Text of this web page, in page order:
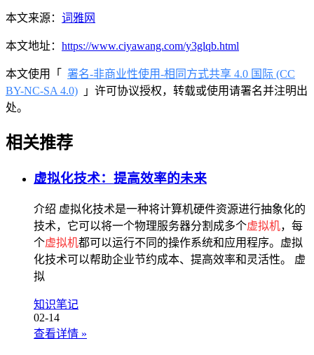
本文来源： 词雅网
本文地址： https://www.ciyawang.com/y3glqb.html
本文使用「 署名-非商业性使用-相同方式共享 4.0 国际 (CC
BY-NC-SA 4.0) 」许可协议授权，转载或使用请署名并注明出
处。
相关推荐
虚拟化技术：提高效率的未来
介绍 虚拟化技术是一种将计算机硬件资源进行抽象化的
技术，它可以将一个物理服务器分割成多个虚拟机，每
个虚拟机都可以运行不同的操作系统和应用程序。虚拟
化技术可以帮助企业节约成本、提高效率和灵活性。 虚
拟
知识笔记
02-14
查看详情 »